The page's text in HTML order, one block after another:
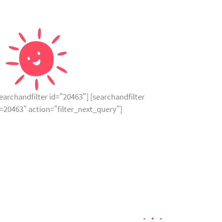
id="20463"] [searchandfilter
action="filter_next_query"]